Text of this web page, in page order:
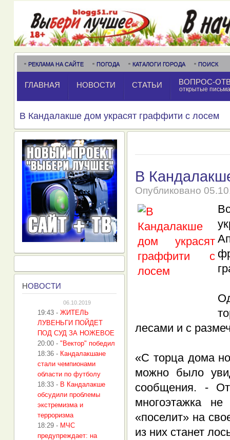
РЕКЛАМА НА САЙТЕ ПОГОДА КАТАЛОГИ ГОРОДА ПОИСК
ГЛАВНАЯ НОВОСТИ СТАТЬИ ВОПРОС-
открытые письма
В Кандалакше дом украсят граффити с лосем
В
Опубликовано
лесами и с
«С торца дома
можно было
сообщения. -
многоэтажка
«поселит» на
из них станет
НОВОСТИ
06.10.2019
19:43 - ЖИТЕЛЬ
ЛУВЕНЬГИ ПОЙДЕТ
ПОД СУД ЗА НОЖЕВОЕ
20:00 - "Вектор" победил
18:36 - Кандалакшане
стали чемпионами
области по футболу
18:33 - В Кандалакше
обсудили проблемы
экстремизма и
терроризма
18:29 - МЧС
предупреждает: на